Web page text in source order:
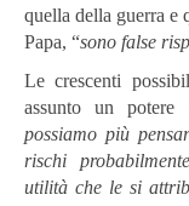
quella della guerra e
Papa, “sono false
Le crescenti
assunto un potere
possiamo più
rischi
utilità che le si